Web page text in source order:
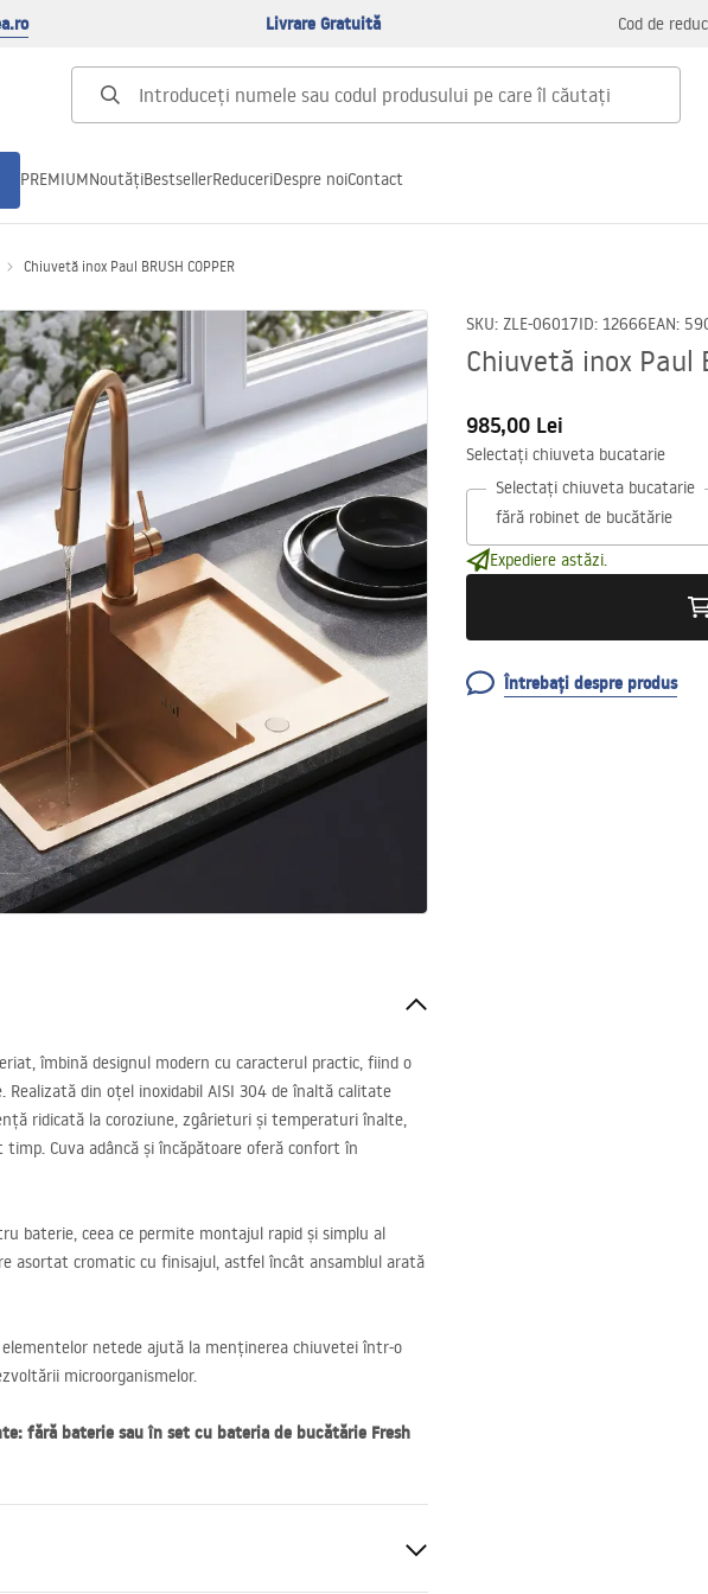
Livrare Gratuită Cod de
PREMIUMNoutățiBestsellerReduceriDespre noiContact
Chiuvetă inox Paul BRUSH COPPER
SKU: ZLE-06017ID: 12666EAN:
Chiuvetă inox Paul
985,00 Lei
Selectați chiuveta bucatarie
Selectați chiuveta bucatarie
Expediere astăzi.
Întrebați despre produs
îmbină designul modern cu caracterul practic, fiind o
Realizată din oțel inoxidabil AISI 304 de înaltă calitate
ridicată la coroziune, zgârieturi și temperaturi înalte,
timp. Cuva adâncă și încăpătoare oferă confort în
baterie, ceea ce permite montajul rapid și simplu al
asortat cromatic cu finisajul, astfel încât ansamblul arată
netede ajută la menținerea chiuvetei într-o
microorganismelor.
fără baterie sau în set cu bateria de bucătărie Fresh